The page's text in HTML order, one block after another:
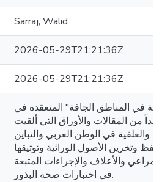
Sarraj, Walid
2026-05-29T21:21:36Z
2026-05-29T21:21:36Z
في المناطق الجافة" المنعقدة في
تحوي هذه الوقائع عديداً من المقالات والأوراق التي ألقيت
والعلفية في الوطن العربي والتباين
وتخزين الأصول الوراثية وتوثيقها
والأعلاف والإجراءات المتبعة
في اختبارات صحة البذور.